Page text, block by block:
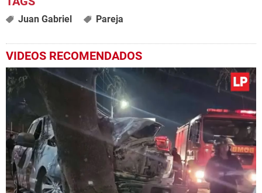
Juan Gabriel Pareja
VIDEOS RECOMENDADOS